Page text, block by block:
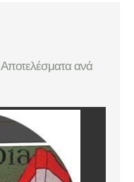
Αποτελέσματα ανά